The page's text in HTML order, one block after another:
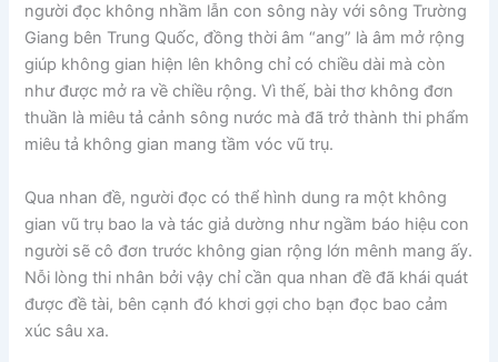
người đọc không nhầm lẫn con sông này với sông Trường
Giang bên Trung Quốc, đồng thời âm “ang” là âm mở rộng
giúp không gian hiện lên không chỉ có chiều dài mà còn
như được mở ra về chiều rộng. Vì thế, bài thơ không đơn
thuần là miêu tả cảnh sông nước mà đã trở thành thi phẩm
miêu tả không gian mang tầm vóc vũ trụ.
Qua nhan đề, người đọc có thể hình dung ra một không
gian vũ trụ bao la và tác giả dường như ngầm báo hiệu con
người sẽ cô đơn trước không gian rộng lớn mênh mang ấy.
Nỗi lòng thi nhân bởi vậy chỉ cần qua nhan đề đã khái quát
được đề tài, bên cạnh đó khơi gợi cho bạn đọc bao cảm
xúc sâu xa.